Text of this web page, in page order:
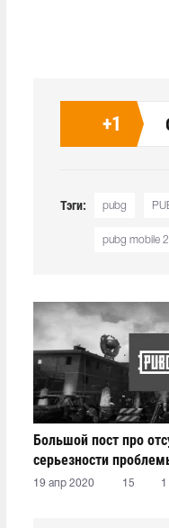
+1
Тэги: pubg
pubg mobile
Большой пост про
серьезности
только
19 апр 2020 15 1